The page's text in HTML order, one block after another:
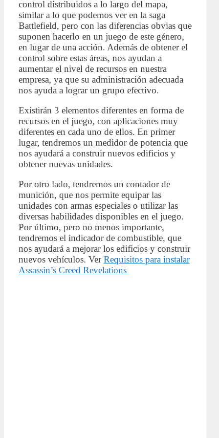
control distribuidos a lo largo del mapa,
similar a lo que podemos ver en la saga
Battlefield, pero con las diferencias obvias que
suponen hacerlo en un juego de este género,
en lugar de una acción. Además de obtener el
control sobre estas áreas, nos ayudan a
aumentar el nivel de recursos en nuestra
empresa, ya que su administración adecuada
nos ayuda a lograr un grupo efectivo.
Existirán 3 elementos diferentes en forma de
recursos en el juego, con aplicaciones muy
diferentes en cada uno de ellos. En primer
lugar, tendremos un medidor de potencia que
nos ayudará a construir nuevos edificios y
obtener nuevas unidades.
Por otro lado, tendremos un contador de
munición, que nos permite equipar las
unidades con armas especiales o utilizar las
diversas habilidades disponibles en el juego.
Por último, pero no menos importante,
tendremos el indicador de combustible, que
nos ayudará a mejorar los edificios y construir
nuevos vehículos. VerRequisitos para instalar
Assassin’s Creed Revelations